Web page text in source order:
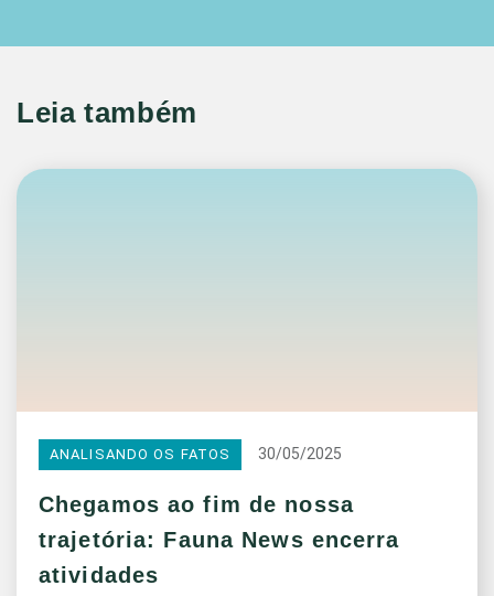
Leia também
ANALISANDO OS FATOS 30/05/2025
Chegamos ao fim de nossa
trajetória: Fauna News encerra
atividades